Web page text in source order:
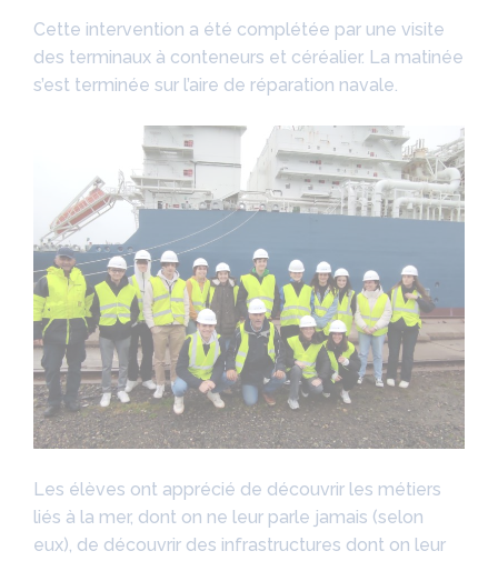
Cette intervention a été complétée par une visite
des terminaux à conteneurs et céréalier. La matinée
s’est terminée sur l’aire de réparation navale.
Les élèves ont apprécié de découvrir les métiers
liés à la mer, dont on ne leur parle jamais (selon
eux), de découvrir des infrastructures dont on leur